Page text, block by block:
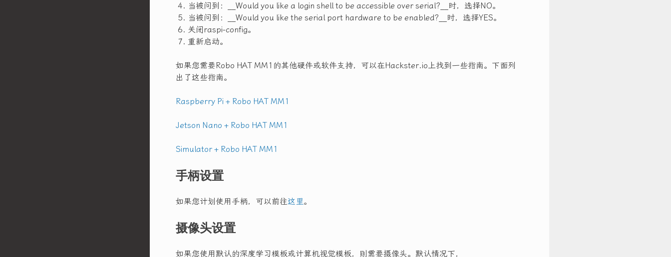
当被问到：__Would you like a login shell to be accessible over serial?__时，选择NO。
当被问到：__Would you like the serial port hardware to be enabled?__时，选择YES。
关闭raspi-config。
重新启动。
如果您需要Robo HAT MM1的其他硬件或软件支持，可以在Hackster.io上找到一些指南。下面列
出了这些指南。
Raspberry Pi + Robo HAT MM1
Jetson Nano + Robo HAT MM1
Simulator + Robo HAT MM1
手柄设置
如果您计划使用手柄，可以前往这里。
摄像头设置
如果您使用默认的深度学习模板或计算机视觉模板，则需要摄像头。默认情况下，